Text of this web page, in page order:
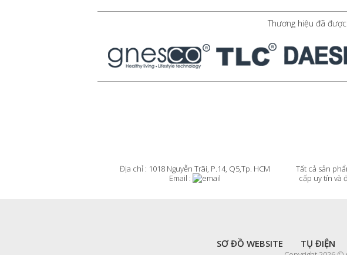
Thương hiệu đã
Địa chỉ : 1018 Nguyễn Trãi, P.14, Q5,Tp. HCM
Email :
Tất cả sản
cấp uy tín và
SƠ ĐỒ WEBSITE TỤ ĐIỆN